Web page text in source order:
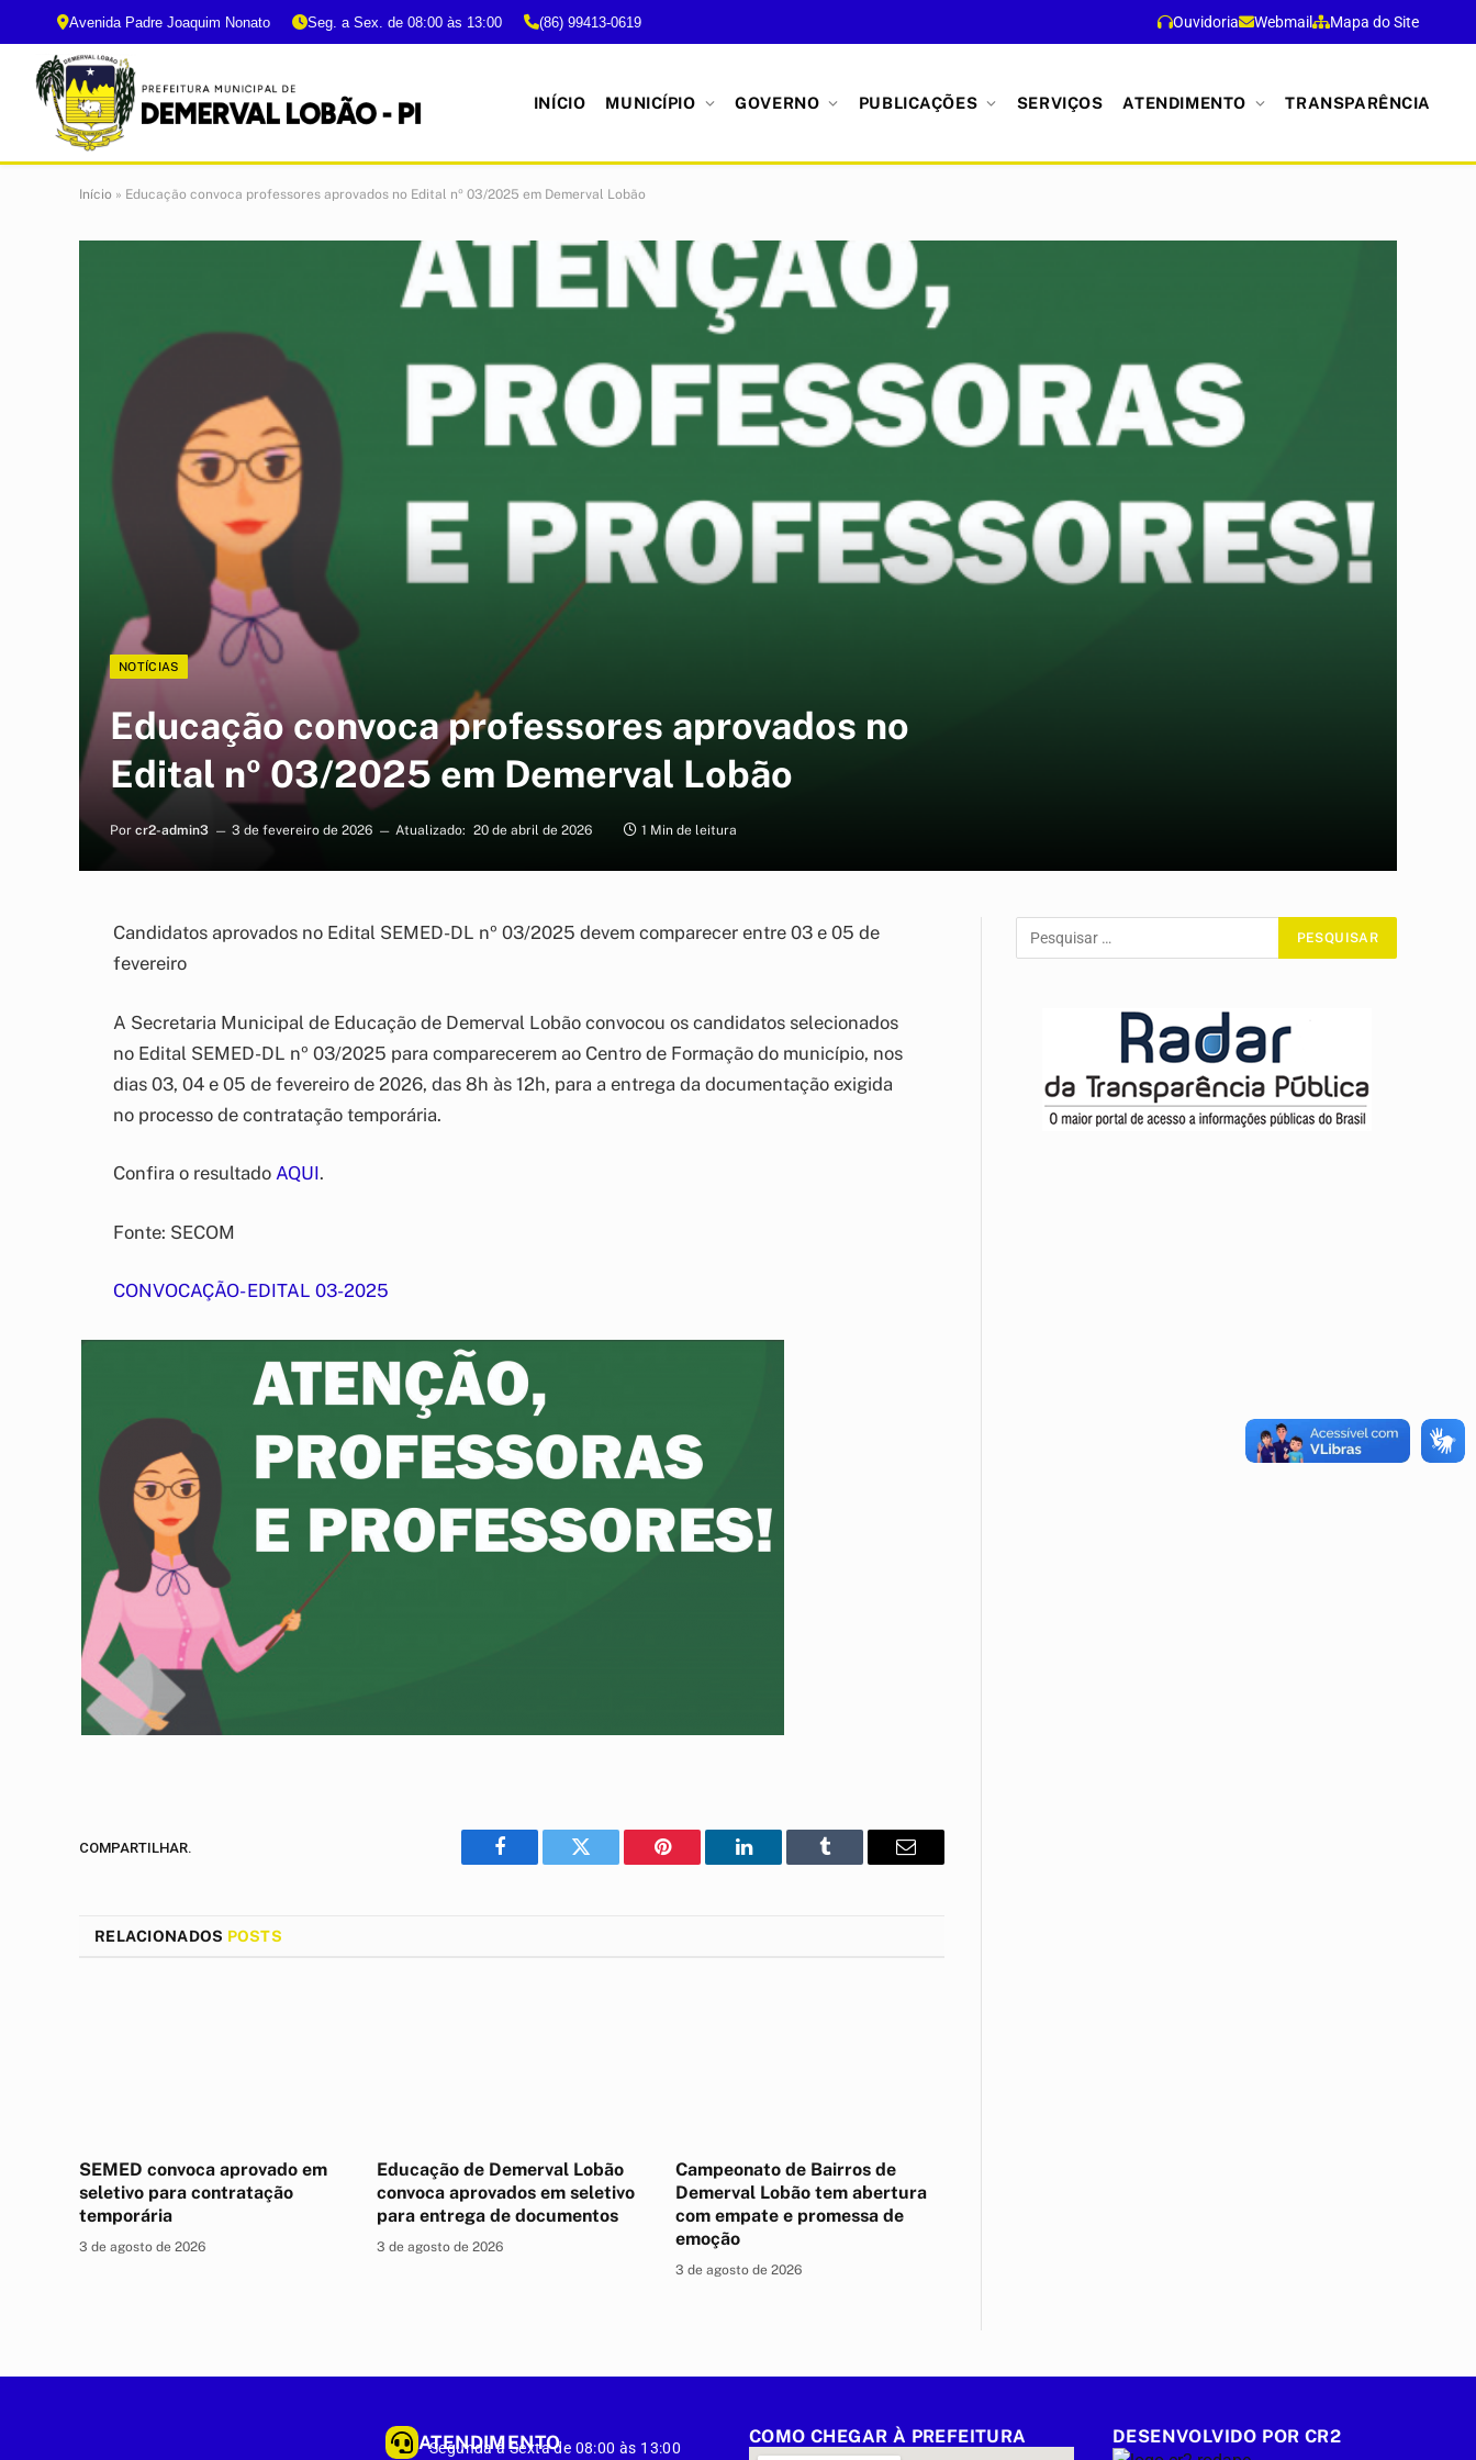
Avenida Padre Joaquim Nonato Seg. a Sex. de 08:00 às 13:00 (86) 99413-0619 Ouvidoria Webmail Mapa do Site
INÍCIO MUNICÍPIO GOVERNO PUBLICAÇÕES SERVIÇOS ATENDIMENTO TRANSPARÊNCIA
Início » Educação convoca professores aprovados no Edital nº 03/2025 em Demerval Lobão
NOTÍCIAS
Educação convoca professores aprovados no
Edital nº 03/2025 em Demerval Lobão
Por cr2-admin3 3 de fevereiro de 2026 Atualizado: 20 de abril de 2026 1 Min de leitura
Candidatos aprovados no Edital SEMED-DL nº 03/2025 devem comparecer entre 03 e 05 de
fevereiro
A Secretaria Municipal de Educação de Demerval Lobão convocou os candidatos selecionados
no Edital SEMED-DL nº 03/2025 para comparecerem ao Centro de Formação do município, nos
dias 03, 04 e 05 de fevereiro de 2026, das 8h às 12h, para a entrega da documentação exigida
no processo de contratação temporária.
Confira o resultado AQUI.
Fonte: SECOM
CONVOCAÇÃO- EDITAL 03-2025
COMPARTILHAR.
Facebook Twitter Pinterest LinkedIn Tumblr
E-
RELACIONADOS POSTS
SEMED convoca aprovado em
seletivo para contratação
temporária
3 de agosto de 2026
Educação de Demerval Lobão
convoca aprovados em seletivo
para entrega de documentos
3 de agosto de 2026
Campeonato de Bairros de
Demerval Lobão tem abertura
com empate e promessa de
emoção
3 de agosto de 2026
ATENDIMENTO
Segunda à Sexta de 08:00 às 13:00
COMO CHEGAR À PREFEITURA DESENVOLVIDO POR CR2